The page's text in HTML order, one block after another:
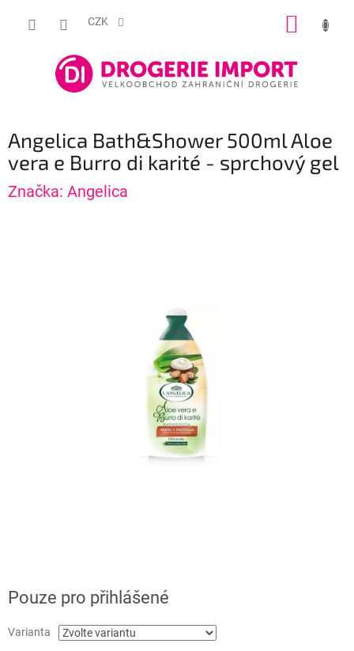
CZK
Angelica Bath&Shower 500ml Aloe
vera e Burro di karité - sprchový gel
Značka: Angelica
Pouze pro přihlášené
Varianta